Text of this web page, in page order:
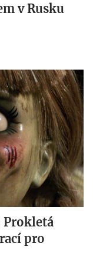
v Rusku
Prokletá
pro